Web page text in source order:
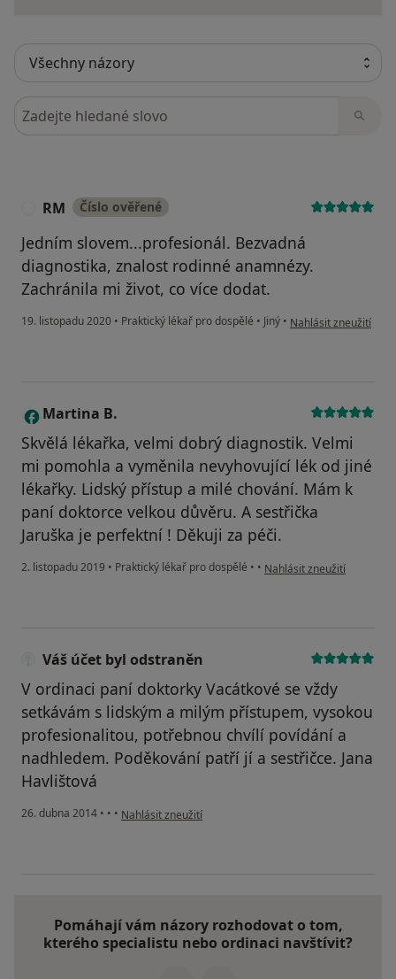
Hledejte v názorech
RM Číslo ověřené
Jedním slovem...profesionál. Bezvadná
diagnostika, znalost rodinné anamnézy.
Zachránila mi život, co více dodat.
19. listopadu 2020 • Praktický lékař pro dospělé • Jiný • podle názoru
Nahlásit zneužití
M Martina B.
Skvělá lékařka, velmi dobrý diagnostik. Velmi
mi pomohla a vyměnila nevyhovující lék od jiné
lékařky. Lidský přístup a milé chování. Mám k
paní doktorce velkou důvěru. A sestřička
Jaruška je perfektní ! Děkuji za péči.
2. listopadu 2019 • Praktický lékař pro dospělé • • podle názoru uživatele
Nahlásit zneužití
Váš účet byl odstraněn
V ordinaci paní doktorky Vacátkové se vždy
setkávám s lidským a milým přístupem, vysokou
profesionalitou, potřebnou chvílí povídání a
nadhledem. Poděkování patří jí a sestřičce. Jana
Havlištová
26. dubna 2014 • • • podle názoru uživatele Váš účet byl odstraněn
Nahlásit zneužití
Pomáhají vám názory rozhodovat o tom,
kterého specialistu nebo ordinaci navštívit?